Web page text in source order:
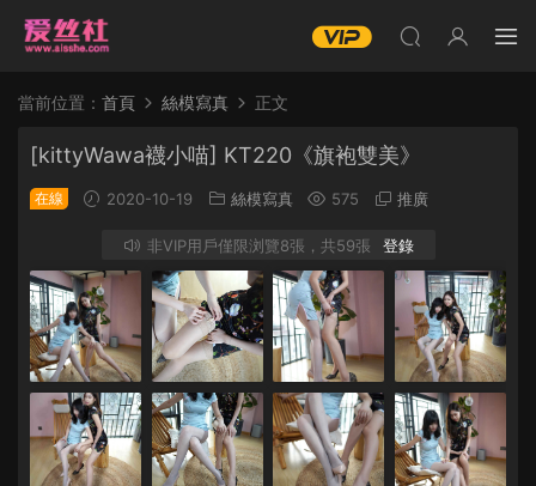
當前位置： 首頁 絲模寫真 正文
[kittyWawa襪小喵] KT220《旗袍雙美》
在線 2020-10-19 絲模寫真 575 推廣
非VIP用戶僅限浏覽8張，共59張 登錄